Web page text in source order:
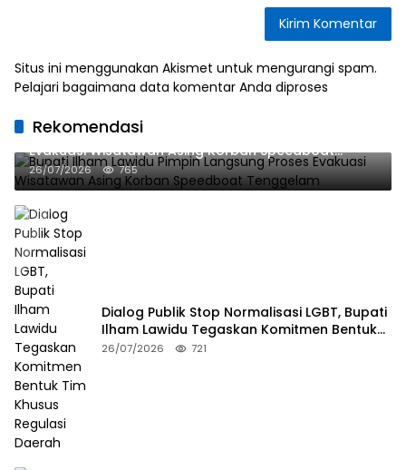
Situs ini menggunakan Akismet untuk mengurangi spam.
Pelajari bagaimana data komentar Anda diproses
Rekomendasi
Bupati Ilham Lawidu Pimpin Langsung Proses
Evakuasi Wisatawan Asing Korban Speedboat
Tenggelam
26/07/2026 765
Dialog Publik Stop Normalisasi LGBT, Bupati
Ilham Lawidu Tegaskan Komitmen Bentuk
Tim Khusus Regulasi Daerah
26/07/2026 721